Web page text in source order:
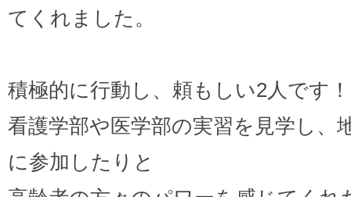
てくれました。
積極的に行動し、頼もしい2人です！
看護学部や医学部の実習を見学し、
に参加したりと